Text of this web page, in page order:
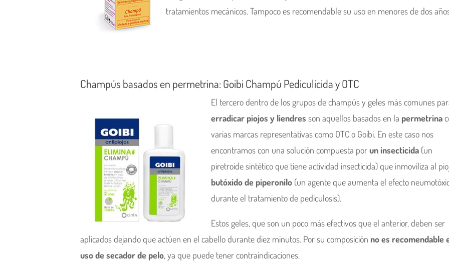
tratamientos mecánicos. Tampoco es recomendable su uso en menores de dos
Champús basados en permetrina: Goibi Champú Pediculicida y OTC
El tercero dentro de los grupos de champús y geles más comunes
erradicar piojos y liendres son aquellos basados en la permetrina
varias marcas representativas como OTC o Goibi. En este caso nos
encontramos con una solución compuesta porun insecticida (un
piretroide sintético que tiene actividad insecticida) que inmoviliza al
butóxido de piperonilo (un agente que aumenta el efecto
durante el tratamiento de pediculosis).
Estos geles, que son un poco más efectivos que el anterior, deben ser
aplicados dejando que actúen en el cabello durante diez minutos. Por su composición no es recomendable
uso de secador de pelo, ya que puede tener contraindicaciones.